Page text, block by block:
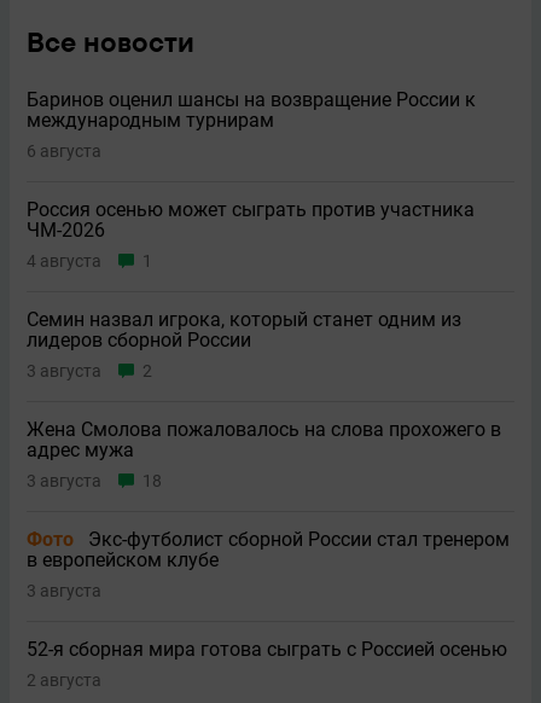
Все новости
Баринов оценил шансы на возвращение России к
международным турнирам
6 августа
Россия осенью может сыграть против участника
ЧМ-2026
4 августа 1
Семин назвал игрока, который станет одним из
лидеров сборной России
3 августа 2
Жена Смолова пожаловалось на слова прохожего в
адрес мужа
3 августа 18
Фото
Экс-футболист сборной России стал тренером
в европейском клубе
3 августа
52-я сборная мира готова сыграть с Россией осенью
2 августа